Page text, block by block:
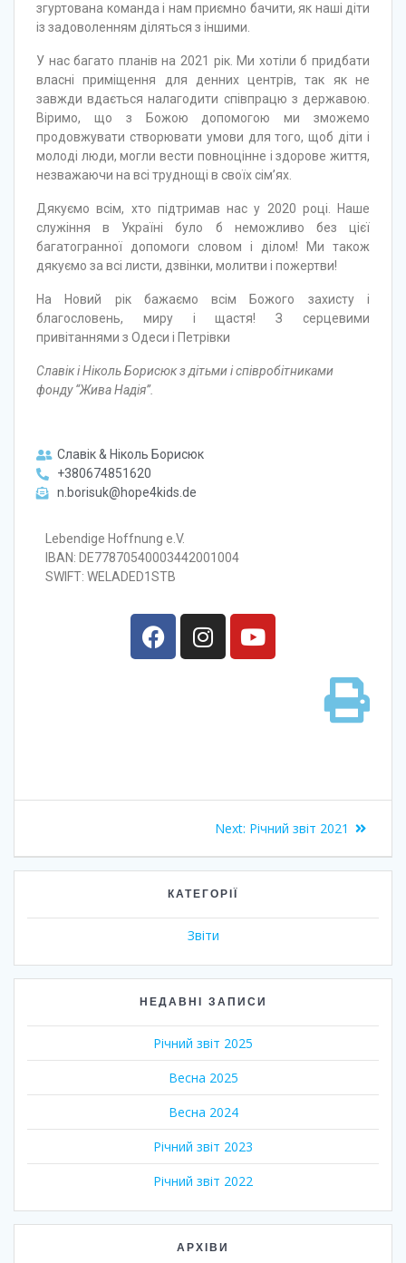
згуртована команда і нам приємно бачити, як наші діти
із задоволенням діляться з іншими.
У нас багато планів на 2021 рік. Ми хотіли б придбати
власні приміщення для денних центрів, так як не
завжди вдається налагодити співпрацю з державою.
Віримо, що з Божою допомогою ми зможемо
продовжувати створювати умови для того, щоб діти і
молоді люди, могли вести повноцінне і здорове життя,
незважаючи на всі труднощі в своїх сім’ях.
Дякуємо всім, хто підтримав нас у 2020 році. Наше
служіння в Україні було б неможливо без цієї
багатогранної допомоги словом і ділом! Ми також
дякуємо за всі листи, дзвінки, молитви і пожертви!
На Новий рік бажаємо всім Божого захисту і
благословень, миру і щастя! З серцевими
привітаннями з Одеси і Петрівки
Славік і Ніколь Борисюк з дітьми і співробітниками
фонду “Жива Надія”.
Славік & Ніколь Борисюк
+380674851620
n.borisuk@hope4kids.de
Lebendige Hoffnung e.V.
IBAN: DE77870540003442001004
SWIFT: WELADED1STB
Next: Річний звіт 2021
КАТЕГОРІЇ
Звіти
НЕДАВНІ ЗАПИСИ
Річний звіт 2025
Весна 2025
Весна 2024
Річний звіт 2023
Річний звіт 2022
АРХІВИ